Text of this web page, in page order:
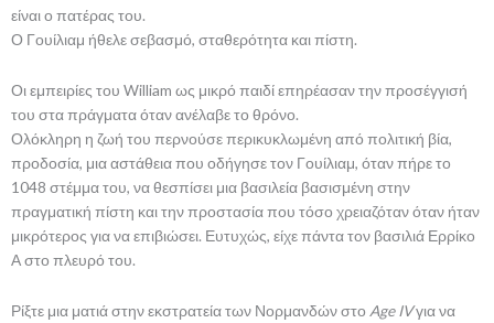
είναι ο πατέρας του.
Ο Γουίλιαμ ήθελε σεβασμό, σταθερότητα και πίστη.
Οι εμπειρίες του William ως μικρό παιδί επηρέασαν την προσέγγισή
του στα πράγματα όταν ανέλαβε το θρόνο.
Ολόκληρη η ζωή του περνούσε περικυκλωμένη από πολιτική βία,
προδοσία, μια αστάθεια που οδήγησε τον Γουίλιαμ, όταν πήρε το
1048 στέμμα του, να θεσπίσει μια βασιλεία βασισμένη στην
πραγματική πίστη και την προστασία που τόσο χρειαζόταν όταν ήταν
μικρότερος για να επιβιώσει. Ευτυχώς, είχε πάντα τον βασιλιά Ερρίκο
Α στο πλευρό του.
Ρίξτε μια ματιά στην εκστρατεία των Νορμανδών στο Age IVγια να